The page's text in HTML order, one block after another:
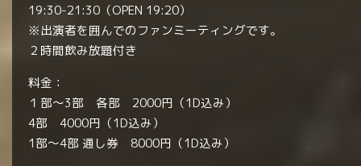
19:30-21:30（OPEN 19:20）
※出演者を囲んでのファンミーティングです。
２時間飲み放題付き
料金：
１部〜3部 各部 2000円（1D込み）
4部 4000円（1D込み）
1部〜4部 通し券 8000円（1D込み）